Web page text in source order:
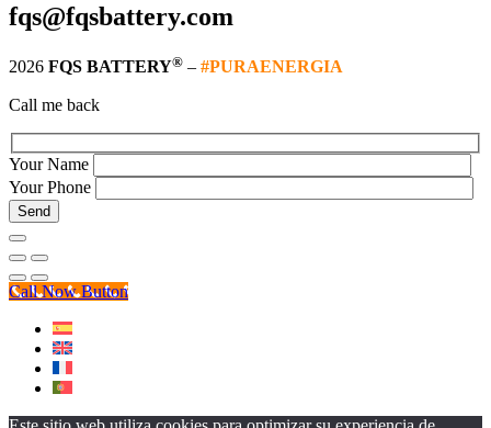
fqs@fqsbattery.com
2026 FQS BATTERY® – #PURAENERGIA
Call me back
Your Name
Your Phone
Call Now Button